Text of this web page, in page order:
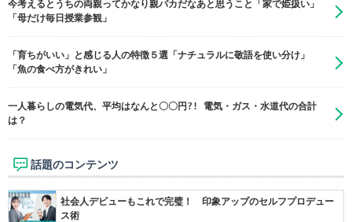
今考えるとうちの両親ってかなり親バカだなあと思うこと「家で姫扱い」
「母だけ毎日授業参観」
「育ちがいい」と感じる人の特徴５選「ナチュラルに敬語を使い分け」
「魚の食べ方がきれい」
一人暮らしの電気代、平均はなんと〇〇円?! 電気・ガス・水道代の合計
は？
話題のコンテンツ
社会人デビューもこれで完璧！ 印象アップのセルフプロデュー
ス術